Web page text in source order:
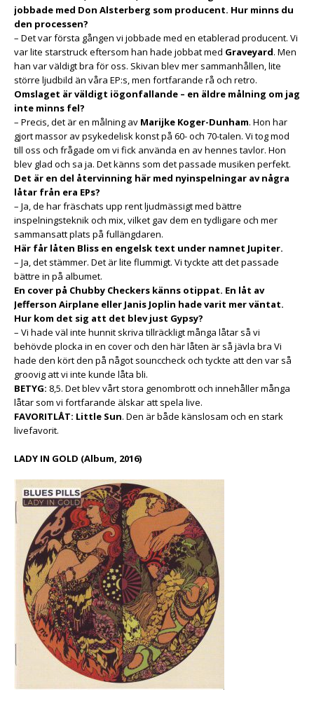
jobbade med Don Alsterberg som producent. Hur minns du
den processen?
– Det var första gången vi jobbade med en etablerad producent. Vi
var lite starstruck eftersom han hade jobbat med Graveyard. Men
han var väldigt bra för oss. Skivan blev mer sammanhållen, lite
större ljudbild än våra EP:s, men fortfarande rå och retro.
Omslaget är väldigt iögonfallande – en äldre målning om jag
inte minns fel?
– Precis, det är en målning av Marijke Koger-Dunham. Hon har
gjort massor av psykedelisk konst på 60- och 70-talen. Vi tog mod
till oss och frågade om vi fick använda en av hennes tavlor. Hon
blev glad och sa ja. Det känns som det passade musiken perfekt.
Det är en del återvinning här med nyinspelningar av några
låtar från era EPs?
– Ja, de har fräschats upp rent ljudmässigt med bättre
inspelningsteknik och mix, vilket gav dem en tydligare och mer
sammansatt plats på fullängdaren.
Här får låten Bliss en engelsk text under namnet Jupiter.
– Ja, det stämmer. Det är lite flummigt. Vi tyckte att det passade
bättre in på albumet.
En cover på Chubby Checkers känns otippat. En låt av
Jefferson Airplane eller Janis Joplin hade varit mer väntat.
Hur kom det sig att det blev just Gypsy?
– Vi hade väl inte hunnit skriva tillräckligt många låtar så vi
behövde plocka in en cover och den här låten är så jävla bra Vi
hade den kört den på något sounccheck och tyckte att den var så
groovig att vi inte kunde låta bli.
BETYG: 8,5. Det blev vårt stora genombrott och innehåller många
låtar som vi fortfarande älskar att spela live.
FAVORITLÅT: Little Sun. Den är både känslosam och en stark
livefavorit.
LADY IN GOLD (Album, 2016)